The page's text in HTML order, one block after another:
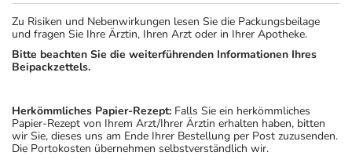
Zu Risiken und Nebenwirkungen lesen Sie die Packungsbeilage
und fragen Sie Ihre Ärztin, Ihren Arzt oder in Ihrer Apotheke.
Bitte beachten Sie die weiterführenden Informationen Ihres
Beipackzettels.
Herkömmliches Papier-Rezept: Falls Sie ein herkömmliches
Papier-Rezept von Ihrem Arzt/Ihrer Ärztin erhalten haben, bitten
wir Sie, dieses uns am Ende Ihrer Bestellung per Post zuzusenden.
Die Portokosten übernehmen selbstverständlich wir.